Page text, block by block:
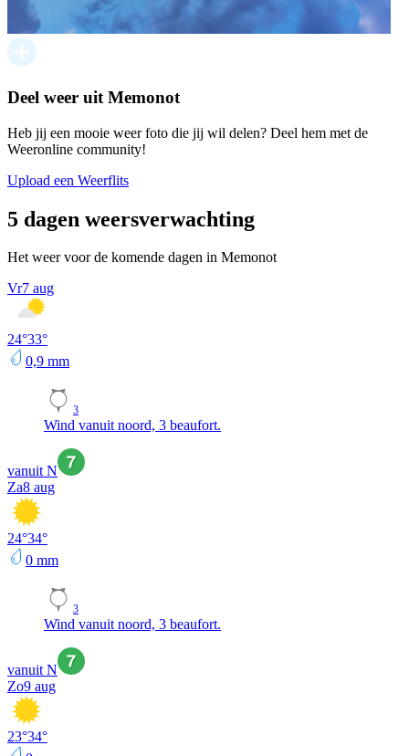
Deel weer uit Memonot
Heb jij een mooie weer foto die jij wil delen? Deel hem met de
Weeronline community!
Upload een Weerflits
5 dagen weersverwachting
Het weer voor de komende dagen in Memonot
Vr7 aug
24°33°
0,9 mm
3
Wind vanuit noord, 3 beaufort.
vanuit N
Za8 aug
24°34°
0 mm
3
Wind vanuit noord, 3 beaufort.
vanuit N
Zo9 aug
23°34°